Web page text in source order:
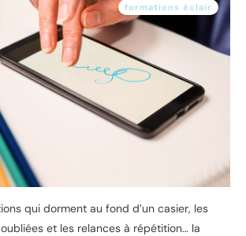
formations éclair
qui dorment au fond d’un casier, les
et les relances à répétition… la